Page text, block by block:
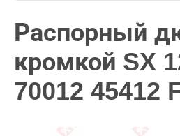
Распорный
кромкой SX
70012 45412